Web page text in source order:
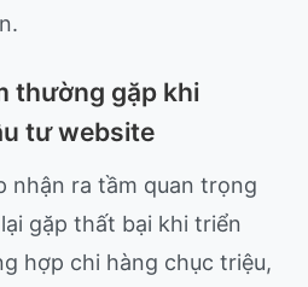
thường gặp khi
tư website
nhận ra tầm quan trọng
gặp thất bại khi triển
hợp chi hàng chục triệu,